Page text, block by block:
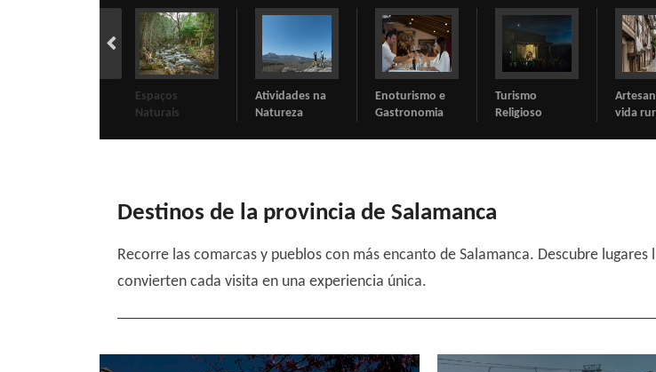
Atividades na
Natureza
Enoturismo e
Gastronomia
Turismo
Religioso
Artesanato e
vida rural
neve
Destinos de la provincia de Salamanca
Recorre las comarcas y pueblos con más encanto de Salamanca. Descubre
convierten cada visita en una experiencia única.